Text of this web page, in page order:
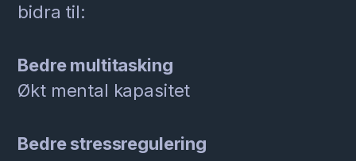
bidra til:
Bedre multitasking
Økt mental kapasitet
Bedre stressregulering